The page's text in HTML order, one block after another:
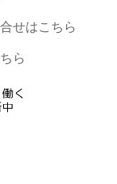
せはこちら
ら